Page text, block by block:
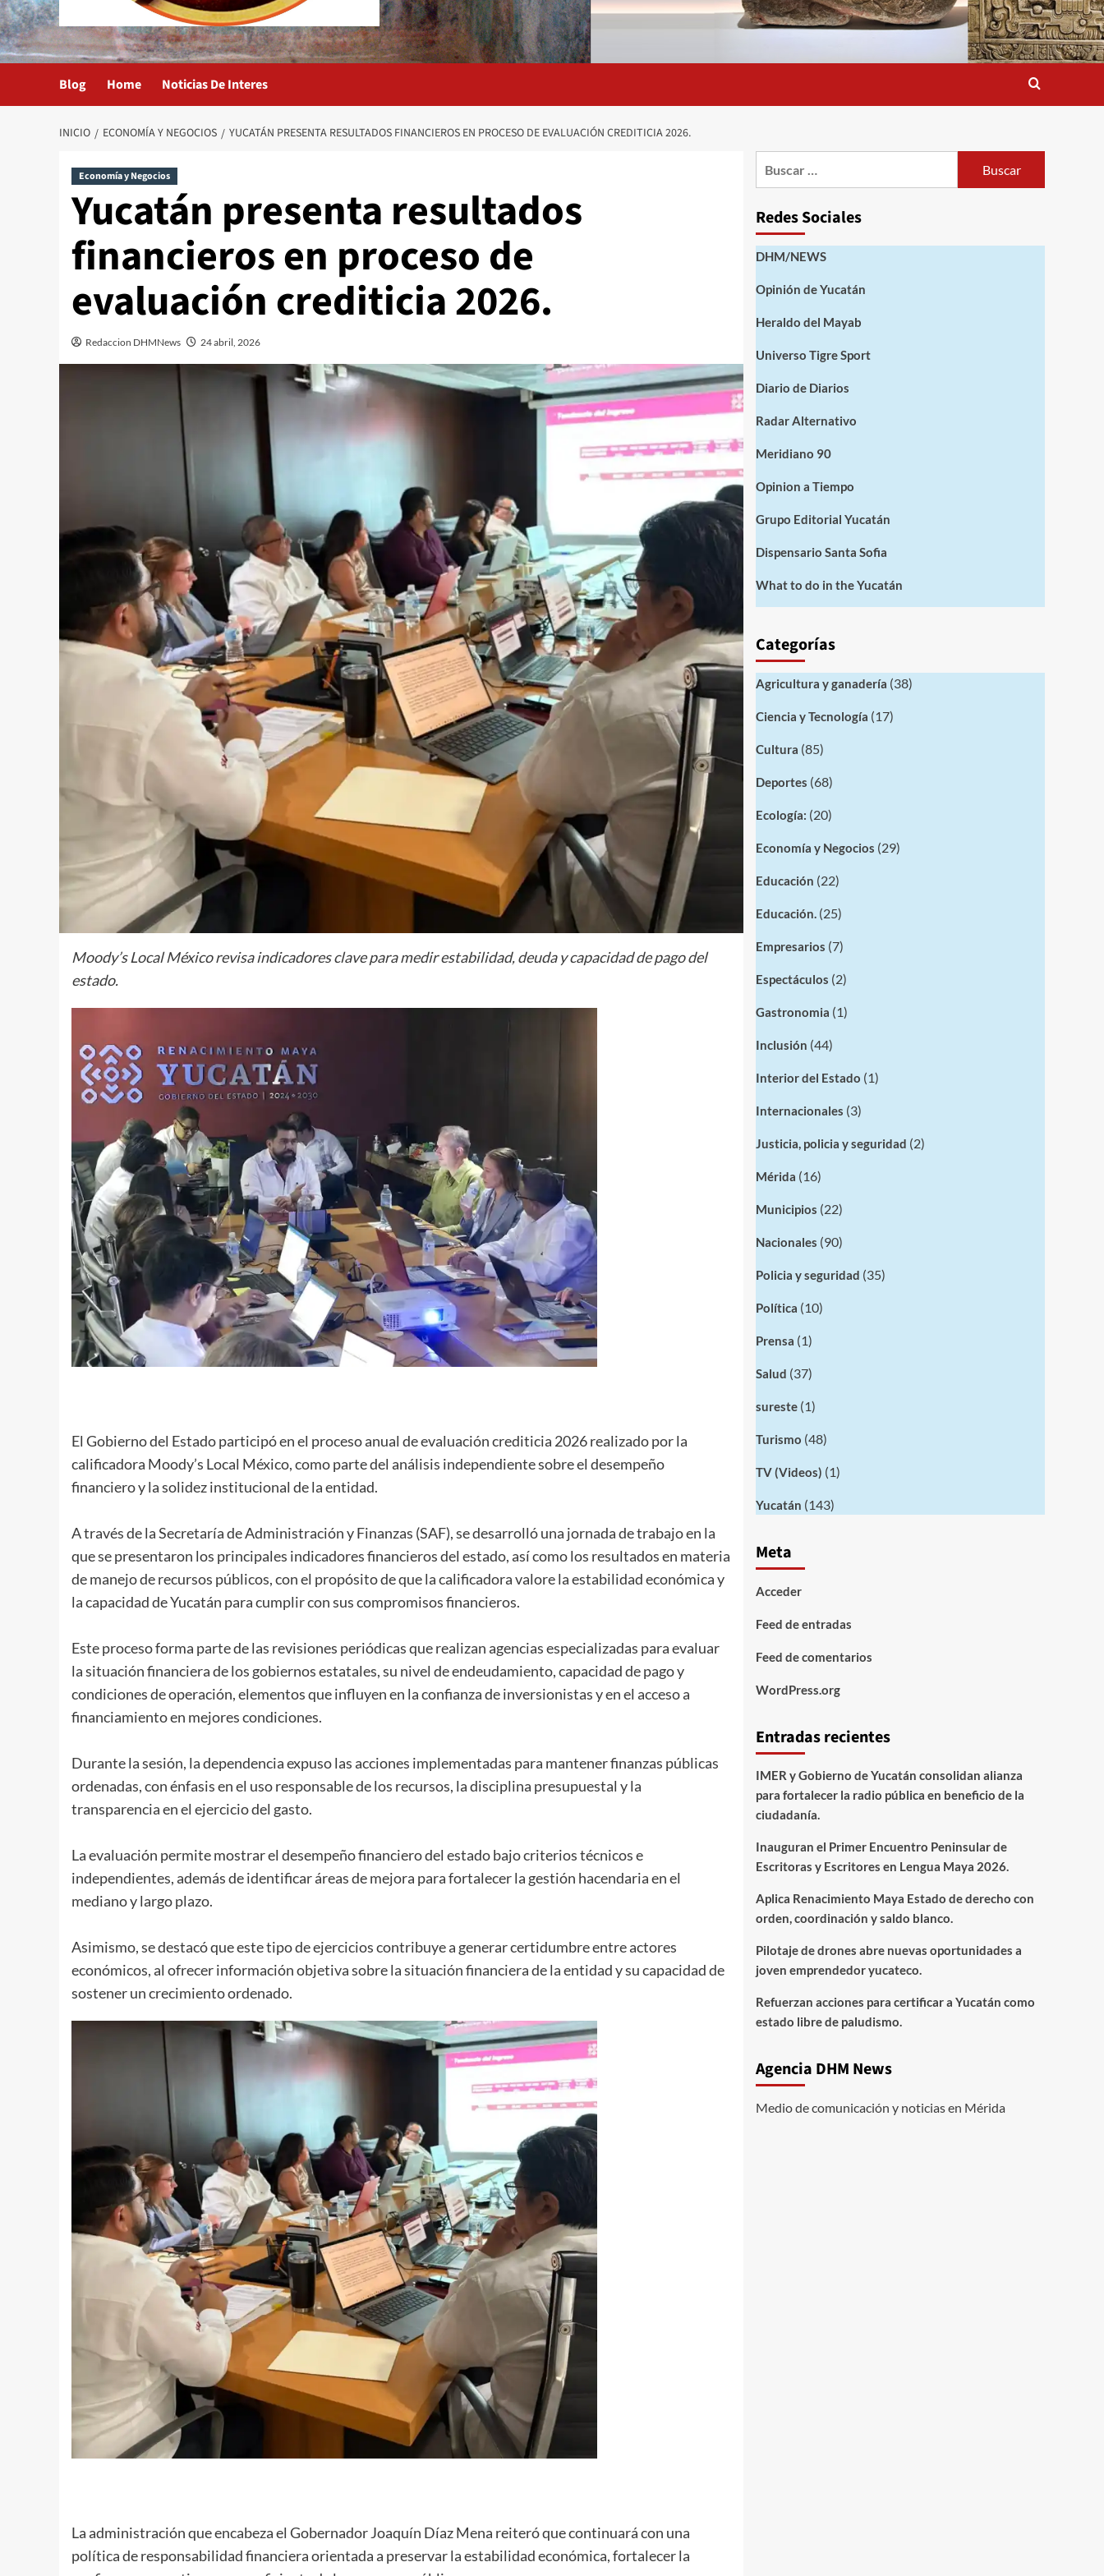
Blog Home Noticias De Interes
INICIO ECONOMÍA Y NEGOCIOS YUCATÁN PRESENTA RESULTADOS FINANCIEROS EN PROCESO DE EVALUACIÓN CREDITICIA 2026.
Economía y Negocios
Yucatán presenta resultados
financieros en proceso de
evaluación crediticia 2026.
Redaccion DHMNews 24 abril, 2026
Moody’s Local México revisa indicadores clave para medir estabilidad, deuda y capacidad de pago del
estado.
El Gobierno del Estado participó en el proceso anual de evaluación crediticia 2026 realizado por la
calificadora Moody’s Local México, como parte del análisis independiente sobre el desempeño
financiero y la solidez institucional de la entidad.
A través de la Secretaría de Administración y Finanzas (SAF), se desarrolló una jornada de trabajo en la
que se presentaron los principales indicadores financieros del estado, así como los resultados en materia
de manejo de recursos públicos, con el propósito de que la calificadora valore la estabilidad económica y
la capacidad de Yucatán para cumplir con sus compromisos financieros.
Este proceso forma parte de las revisiones periódicas que realizan agencias especializadas para evaluar
la situación financiera de los gobiernos estatales, su nivel de endeudamiento, capacidad de pago y
condiciones de operación, elementos que influyen en la confianza de inversionistas y en el acceso a
financiamiento en mejores condiciones.
Durante la sesión, la dependencia expuso las acciones implementadas para mantener finanzas públicas
ordenadas, con énfasis en el uso responsable de los recursos, la disciplina presupuestal y la
transparencia en el ejercicio del gasto.
La evaluación permite mostrar el desempeño financiero del estado bajo criterios técnicos e
independientes, además de identificar áreas de mejora para fortalecer la gestión hacendaria en el
mediano y largo plazo.
Asimismo, se destacó que este tipo de ejercicios contribuye a generar certidumbre entre actores
económicos, al ofrecer información objetiva sobre la situación financiera de la entidad y su capacidad de
sostener un crecimiento ordenado.
La administración que encabeza el Gobernador Joaquín Díaz Mena reiteró que continuará con una
política de responsabilidad financiera orientada a preservar la estabilidad económica, fortalecer la
Redes Sociales
DHM/NEWS
Opinión de Yucatán
Heraldo del Mayab
Universo Tigre Sport
Diario de Diarios
Radar Alternativo
Meridiano 90
Opinion a Tiempo
Grupo Editorial Yucatán
Dispensario Santa Sofia
What to do in the Yucatán
Categorías
Agricultura y ganadería (38)
Ciencia y Tecnología (17)
Cultura (85)
Deportes (68)
Ecología: (20)
Economía y Negocios (29)
Educación (22)
Educación.(25)
Empresarios (7)
Espectáculos (2)
Gastronomia (1)
Inclusión (44)
Interior del Estado (1)
Internacionales (3)
Justicia, policia y seguridad (2)
Mérida (16)
Municipios (22)
Nacionales (90)
Policia y seguridad (35)
Política (10)
Prensa (1)
Salud (37)
sureste(1)
Turismo (48)
TV (Videos) (1)
Yucatán (143)
Meta
Acceder
Feed de entradas
Feed de comentarios
WordPress.org
Entradas recientes
IMER y Gobierno de Yucatán consolidan alianza
para fortalecer la radio pública en beneficio de la
ciudadanía.
Inauguran el Primer Encuentro Peninsular de
Escritoras y Escritores en Lengua Maya 2026.
Aplica Renacimiento Maya Estado de derecho con
orden, coordinación y saldo blanco.
Pilotaje de drones abre nuevas oportunidades a
joven emprendedor yucateco.
Refuerzan acciones para certificar a Yucatán como
estado libre de paludismo.
Agencia DHM News
Medio de comunicación y noticias en Mérida